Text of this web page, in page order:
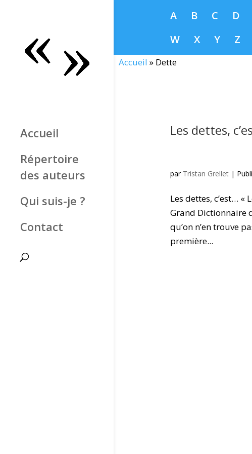
A B C D
W
X Y Z
Accueil
Répertoire
des auteurs
Qui suis-je ?
Contact
Accueil » Dette
Les dettes,
par Tristan Grellet|
Les dettes, c’est… «
Grand Dictionnaire
qu’on n’en trouve
première...